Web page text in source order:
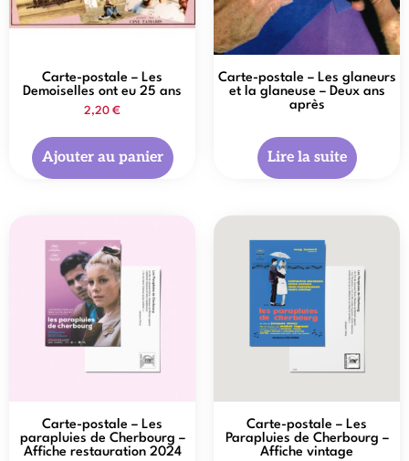
Carte-postale – Les
Demoiselles ont eu 25 ans
2,20 €
Ajouter au panier
Carte-postale – Les glaneurs
et la glaneuse – Deux ans
après
Lire la suite
Carte-postale – Les
parapluies de Cherbourg –
Affiche restauration 2024
Carte-postale – Les
Parapluies de Cherbourg –
Affiche vintage